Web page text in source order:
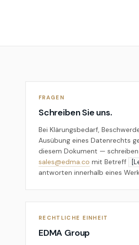
FRAGEN
Schreiben Sie uns.
Bei Klärungsbedarf,
Ausübung eines Datenrechts
diesem Dokument — schreiben
sales@edma.co mit Betreff
antworten innerhalb eines
RECHTLICHE EINHEIT
EDMA Group